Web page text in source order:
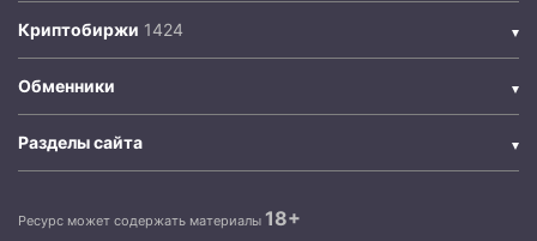
Криптобиржи
Обменники
Разделы сайта
Ресурс может содержать материалы 18+